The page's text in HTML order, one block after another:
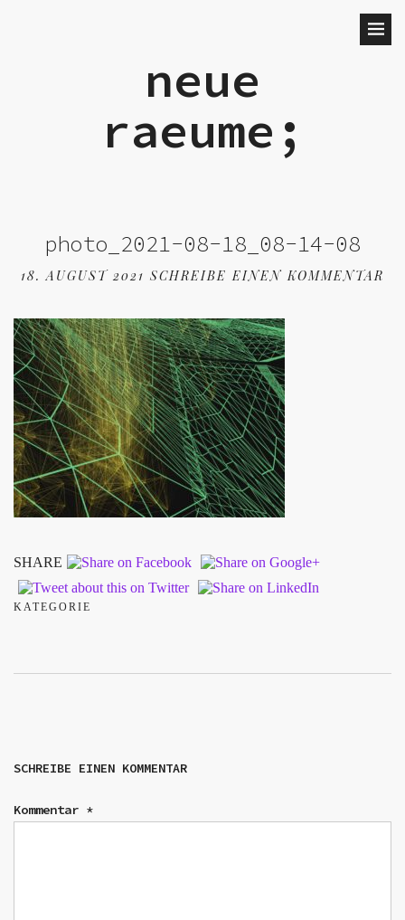
neue
raeume;
photo_2021-08-18_08-14-08
18. AUGUST 2021 SCHREIBE EINEN KOMMENTAR
SHARE
KATEGORIE
SCHREIBE EINEN KOMMENTAR
Kommentar *